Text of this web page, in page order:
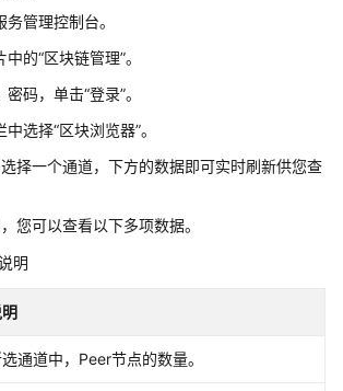
管理控制台。
的“区块链管理”。
码，单击“登录”。
选择“区块浏览器”。
择一个通道，下方的数据即可实时刷新供您查
您可以查看以下多项数据。
明
通道中，Peer节点的数量。